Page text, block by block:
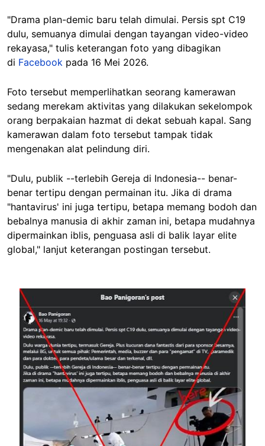
"Drama plan-demic baru telah dimulai. Persis spt C19
dulu, semuanya dimulai dengan tayangan video-video
rekayasa," tulis keterangan foto yang dibagikan
di Facebook pada 16 Mei 2026.
Foto tersebut memperlihatkan seorang kamerawan
sedang merekam aktivitas yang dilakukan sekelompok
orang berpakaian hazmat di dekat sebuah kapal. Sang
kamerawan dalam foto tersebut tampak tidak
mengenakan alat pelindung diri.
"Dulu, publik --terlebih Gereja di Indonesia-- benar-
benar tertipu dengan permainan itu. Jika di drama
"hantavirus' ini juga tertipu, betapa memang bodoh dan
bebalnya manusia di akhir zaman ini, betapa mudahnya
dipermainkan iblis, penguasa asli di balik layar elite
global," lanjut keterangan postingan tersebut.
Image